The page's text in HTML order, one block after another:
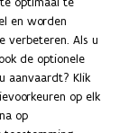
en worden
verbeteren. Als u
de optionele
aanvaardt? Klik
op elk
op